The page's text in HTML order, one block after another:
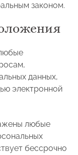
законом.
данных,
электронной
любые
бессрочно